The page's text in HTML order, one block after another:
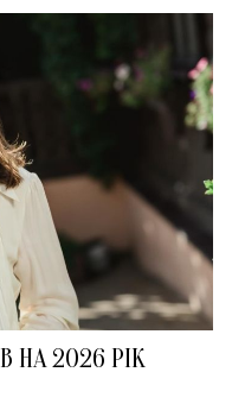
НА 2026 РІК